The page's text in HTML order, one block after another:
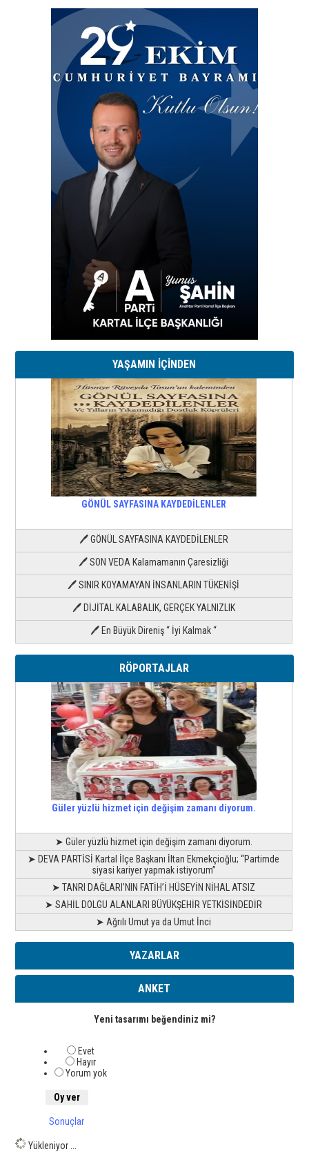
YAŞAMIN İÇİNDEN
GÖNÜL SAYFASINA KAYDEDİLENLER
🖊 GÖNÜL SAYFASINA KAYDEDİLENLER
🖊 SON VEDA Kalamamanın Çaresizliği
🖊 SINIR KOYAMAYAN İNSANLARIN TÜKENİŞİ
🖊 DİJİTAL KALABALIK, GERÇEK YALNIZLIK
🖊 En Büyük Direniş “ İyi Kalmak “
RÖPORTAJLAR
Güler yüzlü hizmet için değişim zamanı diyorum.
➤ Güler yüzlü hizmet için değişim zamanı diyorum.
➤ DEVA PARTİSİ Kartal İlçe Başkanı İltan Ekmekçioğlu; “Partimde
siyasi kariyer yapmak istiyorum”
➤ TANRI DAĞLARI’NIN FATİH’İ HÜSEYİN NİHAL ATSIZ
➤ SAHİL DOLGU ALANLARI BÜYÜKŞEHİR YETKİSİNDEDİR
➤ Ağrılı Umut ya da Umut İnci
YAZARLAR
ANKET
Yeni tasarımı beğendiniz mi?
Evet
Hayır
Yorum yok
Sonuçlar
Yükleniyor ...